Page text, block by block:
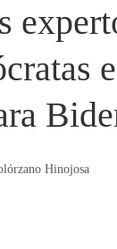
Hinojosa